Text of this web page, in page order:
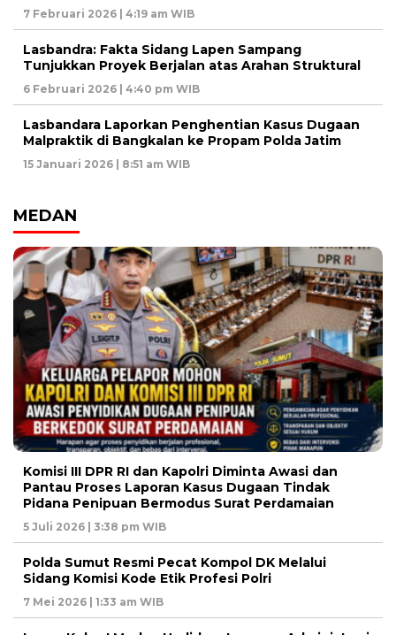
7 Februari 2026 | 4:19 am WIB
Lasbandra: Fakta Sidang Lapen Sampang
Tunjukkan Proyek Berjalan atas Arahan Struktural
6 Februari 2026 | 4:40 pm WIB
Lasbandara Laporkan Penghentian Kasus Dugaan
Malpraktik di Bangkalan ke Propam Polda Jatim
15 Januari 2026 | 8:51 am WIB
MEDAN
Komisi III DPR RI dan Kapolri Diminta Awasi dan
Pantau Proses Laporan Kasus Dugaan Tindak
Pidana Penipuan Bermodus Surat Perdamaian
5 Juli 2026 | 3:38 pm WIB
Polda Sumut Resmi Pecat Kompol DK Melalui
Sidang Komisi Kode Etik Profesi Polri
7 Mei 2026 | 1:33 am WIB